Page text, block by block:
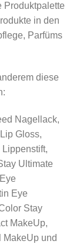
Produktpalette
in den
Parfüms
diese
Nagellack,
Gloss,
Ultimate
Eye
Stay
MakeUp,
MakeUp und